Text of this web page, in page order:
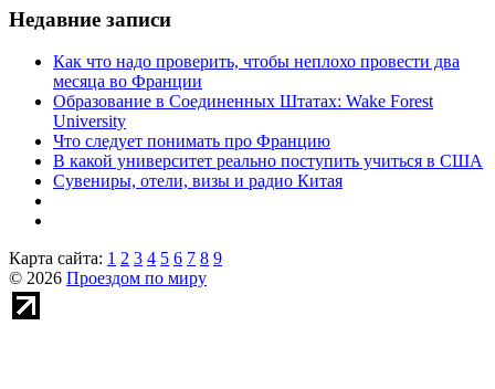
Недавние записи
Как что надо проверить, чтобы неплохо провести два
месяца во Франции
Образование в Соединенных Штатах: Wake Forest
University
Что следует понимать про Францию
В какой университет реально поступить учиться в США
Сувениры, отели, визы и радио Китая
Карта сайта: 1 2 3 4 5 6 7 8 9
© 2026 Проездом по миру